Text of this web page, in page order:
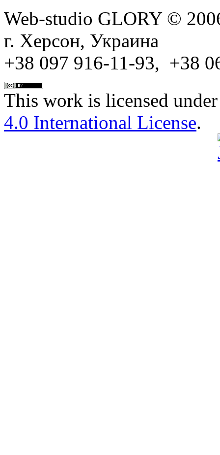
Web-studio GLORY ©
г. Херсон, Украина
+38 097 916-11-93, +38
This work is licensed
4.0 International License.